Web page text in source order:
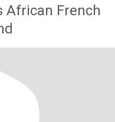
African French